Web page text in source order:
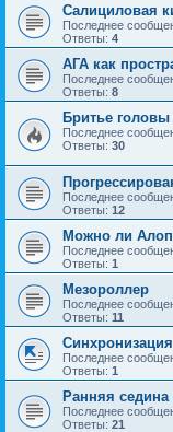
Салициловая
Последнее
Ответы: 4
АГА как
Последнее
Ответы: 8
Бритье головы
Последнее
Ответы: 30
Последнее
Ответы: 12
Можно ли
Последнее
Ответы: 1
Мезороллер
Последнее
Ответы: 11
Последнее
Ответы: 1
Ранняя седина
Последнее
Ответы: 21